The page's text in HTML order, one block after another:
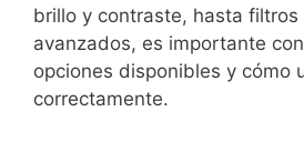
brillo y contraste, hasta filtros
avanzados, es importante
opciones disponibles y cómo
correctamente.